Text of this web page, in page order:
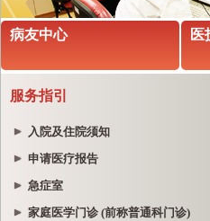
病友中心 医
服务指引
入院及住院须知
申请医疗报告
急症室
家庭医学门诊 (前称普通科门诊)